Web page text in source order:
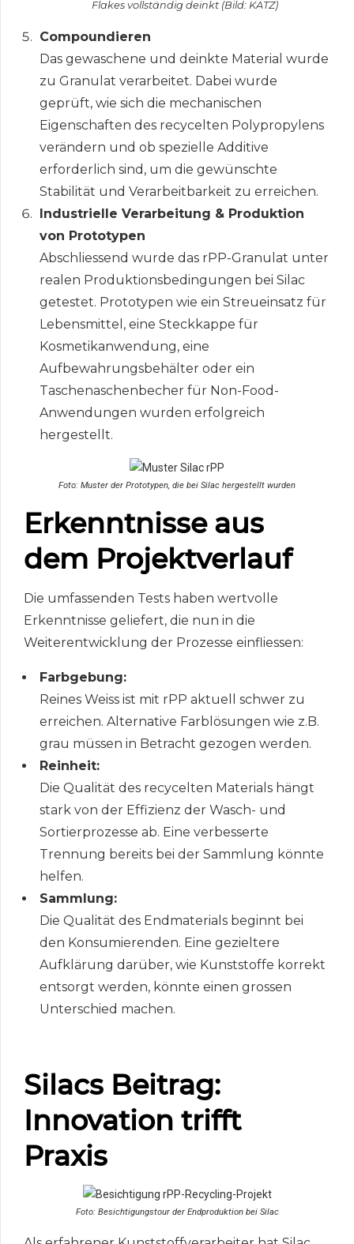
Flakes vollständig deinkt (Bild: KATZ)
Compoundieren
Das gewaschene und deinkte Material wurde
zu Granulat verarbeitet. Dabei wurde
geprüft, wie sich die mechanischen
Eigenschaften des recycelten Polypropylens
verändern und ob spezielle Additive
erforderlich sind, um die gewünschte
Stabilität und Verarbeitbarkeit zu erreichen.
Industrielle Verarbeitung & Produktion
von Prototypen
Abschliessend wurde das rPP-Granulat unter
realen Produktionsbedingungen bei Silac
getestet. Prototypen wie ein Streueinsatz für
Lebensmittel, eine Steckkappe für
Kosmetikanwendung, eine
Aufbewahrungsbehälter oder ein
Taschenaschenbecher für Non-Food-
Anwendungen wurden erfolgreich
hergestellt.
Foto: Muster der Prototypen, die bei Silac hergestellt wurden
Erkenntnisse aus
dem Projektverlauf
Die umfassenden Tests haben wertvolle
Erkenntnisse geliefert, die nun in die
Weiterentwicklung der Prozesse einfliessen:
Farbgebung:
Reines Weiss ist mit rPP aktuell schwer zu
erreichen. Alternative Farblösungen wie z.B.
grau müssen in Betracht gezogen werden.
Reinheit:
Die Qualität des recycelten Materials hängt
stark von der Effizienz der Wasch- und
Sortierprozesse ab. Eine verbesserte
Trennung bereits bei der Sammlung könnte
helfen.
Sammlung:
Die Qualität des Endmaterials beginnt bei
den Konsumierenden. Eine gezieltere
Aufklärung darüber, wie Kunststoffe korrekt
entsorgt werden, könnte einen grossen
Unterschied machen.
Silacs Beitrag:
Innovation trifft
Praxis
Foto: Besichtigungstour der Endproduktion bei Silac